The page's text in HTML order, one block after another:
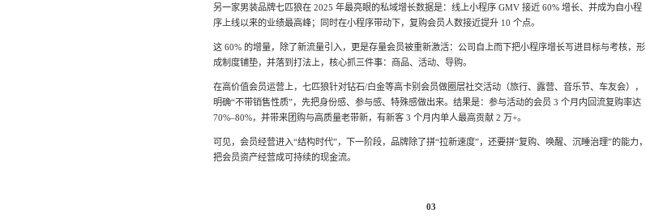
另一家男装品牌七匹狼在 2025 年最亮眼的私域增长数据是：线上小程序 GMV 接近 60% 增长、并成为自小程
序上线以来的业绩最高峰；同时在小程序带动下，复购会员人数接近提升 10 个点。
这 60% 的增量，除了新流量引入，更是存量会员被重新激活：公司自上而下把小程序增长写进目标与考核，形
成制度铺垫，并落到打法上，核心抓三件事：商品、活动、导购。
在高价值会员运营上，七匹狼针对钻石/白金等高卡别会员做圈层社交活动（旅行、露营、音乐节、车友会），
明确“不带销售性质”，先把身份感、参与感、特殊感做出来。结果是：参与活动的会员 3 个月内回流复购率达
70%–80%，并带来团购与高质量老带新，有新客 3 个月内单人最高贡献 2 万+。
可见，会员经营进入“结构时代”，下一阶段，品牌除了拼“拉新速度”，还要拼“复购、唤醒、沉睡治理”的能力，
把会员资产经营成可持续的现金流。
03